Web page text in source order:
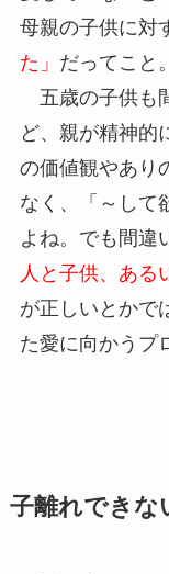
母親の子供に対
た」 だってこと。
五歳の子供も
ど、親が精神的
の価値観やあり
なく、「～して
よね。でも間違
人と子供、ある
が正しいとかで
た愛に向かうプ
子離れできな